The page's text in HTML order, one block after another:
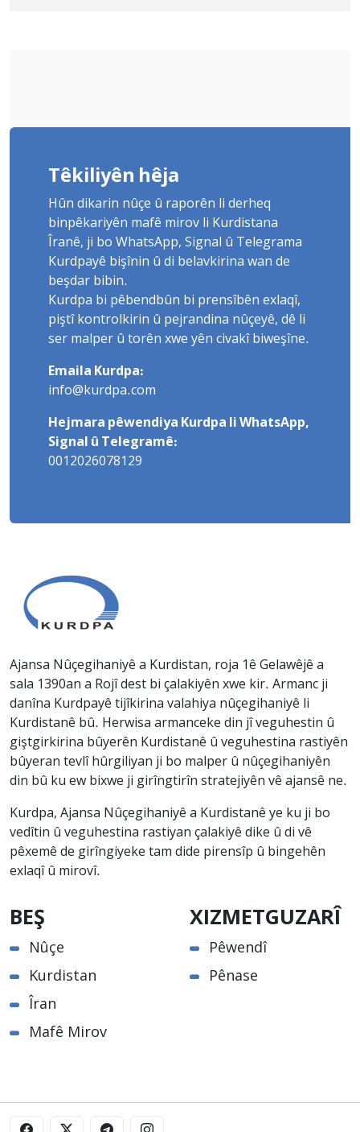
Têkiliyên hêja
Hûn dikarin nûçe û raporên li derheq
binpêkariyên mafê mirov li Kurdistana
Îranê, ji bo WhatsApp, Signal û Telegrama
Kurdpayê bişînin û di belavkirina wan de
beşdar bibin.
Kurdpa bi pêbendbûn bi prensîbên exlaqî,
piştî kontrolkirin û pejrandina nûçeyê, dê li
ser malper û torên xwe yên civakî biweşîne.
Emaila Kurdpa:
info@kurdpa.com
Hejmara pêwendiya Kurdpa li WhatsApp,
Signal û Telegramê:
0012026078129
Ajansa Nûçegihaniyê a Kurdistan, roja 1ê Gelawêjê a
sala 1390an a Rojî dest bi çalakiyên xwe kir. Armanc ji
danîna Kurdpayê tijîkirina valahiya nûçegihaniyê li
Kurdistanê bû. Herwisa armanceke din jî veguhestin û
giştgirkirina bûyerên Kurdistanê û veguhestina rastiyên
bûyeran tevlî hûrgiliyan ji bo malper û nûçegihaniyên
din bû ku ew bixwe ji girîngtirîn stratejiyên vê ajansê ne.
Kurdpa, Ajansa Nûçegihaniyê a Kurdistanê ye ku ji bo
vedîtin û veguhestina rastiyan çalakiyê dike û di vê
pêxemê de girîngiyeke tam dide pirensîp û bingehên
exlaqî û mirovî.
BEŞ
Nûçe
Kurdistan
Îran
Mafê Mirov
XIZMETGUZARÎ
Pêwendî
Pênase